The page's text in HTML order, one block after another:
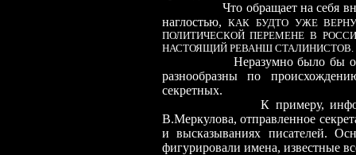
Что обращает на себя
наглостью,КАК БУДТО УЖЕ
ПОЛИТИЧЕСКОЙ ПЕРЕМЕНЕ В
НАСТОЯЩИЙ РЕВАНШ СТАЛИНИСТОВ.
Неразумно было бы
разнообразны по
секретных.
К примеру,
В.Меркулова, отправленное
и высказываниях писателей.
фигурировали имена, известные